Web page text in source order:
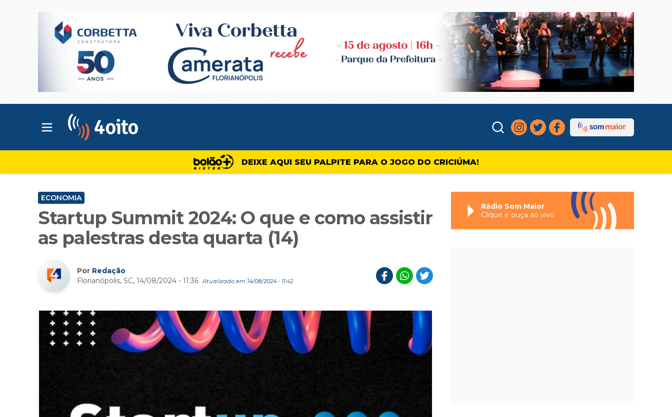
Abrir menu principal
DEIXE AQUI SEU PALPITE PARA O JOGO DO CRICIÚMA!
ECONOMIA
Startup Summit 2024: O que e como assistir
as palestras desta quarta (14)
Por Redação
Florianópolis, SC, 14/08/2024 - 11:36 Atualizado em 14/08/2024 - 11:42
Rádio Som Maior
Clique e ouça ao vivo